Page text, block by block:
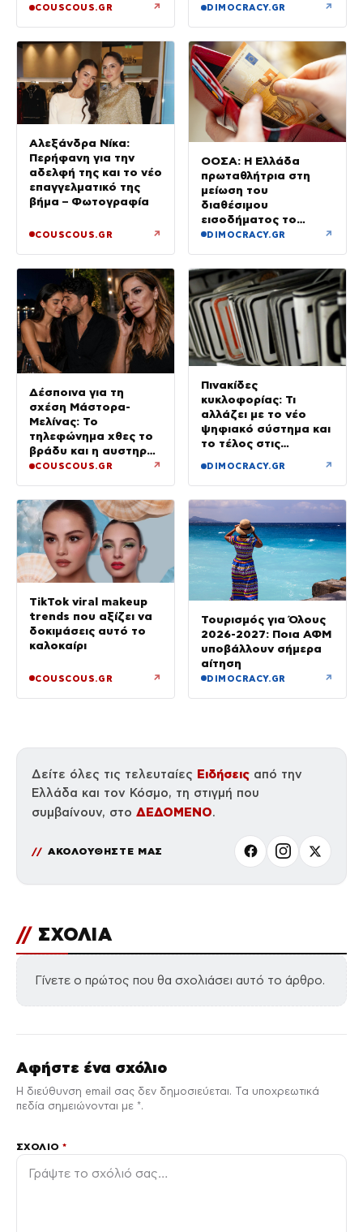
COUSCOUS.GR ↗ DIMOCRACY.GR ↗
Αλεξάνδρα Νίκα:
Περήφανη για την
αδελφή της και το νέο
επαγγελματικό της
βήμα – Φωτογραφία
COUSCOUS.GR ↗
ΟΟΣΑ: Η Ελλάδα
πρωταθλήτρια στη
μείωση του
διαθέσιμου
εισοδήματος το
πρώτο τρίμηνο του
DIMOCRACY.GR ↗
Δέσποινα για τη
σχέση Μάστορα-
Μελίνας: Το
τηλεφώνημα χθες το
βράδυ και η αυστηρή
προειδοποίηση
COUSCOUS.GR ↗
Πινακίδες
κυκλοφορίας: Τι
αλλάζει με το νέο
ψηφιακό σύστημα και
το τέλος στις
DIMOCRACY.GR ↗
TikTok viral makeup
trends που αξίζει να
δοκιμάσεις αυτό το
καλοκαίρι
COUSCOUS.GR ↗
Τουρισμός για Όλους
2026-2027: Ποια ΑΦΜ
υποβάλλουν σήμερα
αίτηση
DIMOCRACY.GR ↗
Δείτε όλες τις τελευταίες Ειδήσεις από την
Ελλάδα και τον Κόσμο, τη στιγμή που
συμβαίνουν, στο ΔΕΔΟΜΕΝΟ.
ΑΚΟΛΟΥΘΗΣΤΕ ΜΑΣ
// ΣΧΟΛΙΑ
Γίνετε ο πρώτος που θα σχολιάσει αυτό το άρθρο.
Αφήστε ένα σχόλιο
Η διεύθυνση email σας δεν δημοσιεύεται. Τα υποχρεωτικά
πεδία σημειώνονται με *.
ΣΧΌΛΙΟ*